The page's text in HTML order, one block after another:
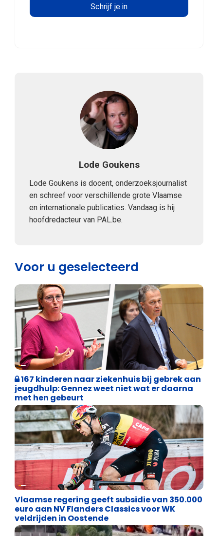
Lode Goukens
Lode Goukens is docent, onderzoeksjournalist
en schreef voor verschillende grote Vlaamse
en internationale publicaties. Vandaag is hij
hoofdredacteur van PAL.be.
Voor u geselecteerd
Binnenland politiek
167 kinderen naar ziekenhuis bij gebrek aan
jeugdhulp: Gennez weet niet wat er daarna
met hen gebeurt
Binnenland politiek
Vlaamse regering geeft subsidie van 350.000
euro aan NV Flanders Classics voor WK
veldrijden in Oostende